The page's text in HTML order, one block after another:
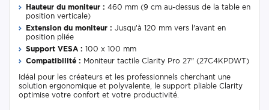
Hauteur du moniteur : 460 mm (9 cm au-dessus de la table en
position verticale)
Extension du moniteur : Jusqu’à 120 mm vers l'avant en
position pliée
Support VESA : 100 x 100 mm
Compatibilité : Moniteur tactile Clarity Pro 27" (27C4KPDWT)
Idéal pour les créateurs et les professionnels cherchant une
solution ergonomique et polyvalente, le support pliable Clarity
optimise votre confort et votre productivité.